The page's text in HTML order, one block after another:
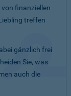
finanziellen
treffen
gänzlich frei
Sie, was
auch die